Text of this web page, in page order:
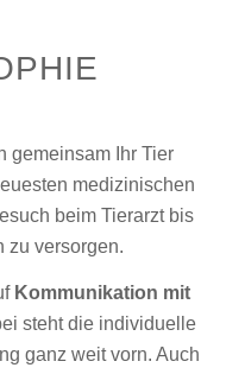
gemeinsam Ihr Tier
medizinischen
beim Tierarzt bis
zu versorgen.
Kommunikation mit
steht die individuelle
ganz weit vorn. Auch